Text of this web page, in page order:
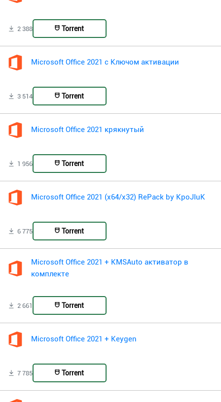
2 388 Torrent
Microsoft Office 2021 с Ключом активации
3 514 Torrent
Microsoft Office 2021 крякнутый
1 956 Torrent
Microsoft Office 2021 (x64/x32) RePack by KpoJIuK
6 775 Torrent
Microsoft Office 2021 + KMSAuto активатор в
комплекте
2 661 Torrent
Microsoft Office 2021 + Keygen
7 785 Torrent